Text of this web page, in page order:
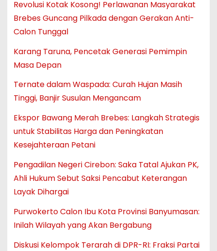
Revolusi Kotak Kosong! Perlawanan Masyarakat
Brebes Guncang Pilkada dengan Gerakan Anti-
Calon Tunggal
Karang Taruna, Pencetak Generasi Pemimpin
Masa Depan
Ternate dalam Waspada: Curah Hujan Masih
Tinggi, Banjir Susulan Mengancam
Ekspor Bawang Merah Brebes: Langkah Strategis
untuk Stabilitas Harga dan Peningkatan
Kesejahteraan Petani
Pengadilan Negeri Cirebon: Saka Tatal Ajukan PK,
Ahli Hukum Sebut Saksi Pencabut Keterangan
Layak Dihargai
Purwokerto Calon Ibu Kota Provinsi Banyumasan:
Inilah Wilayah yang Akan Bergabung
Diskusi Kelompok Terarah di DPR-RI: Fraksi Partai